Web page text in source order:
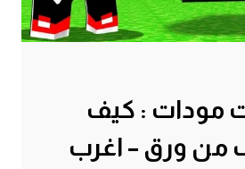
مودات : كيف
ورق – اغرب